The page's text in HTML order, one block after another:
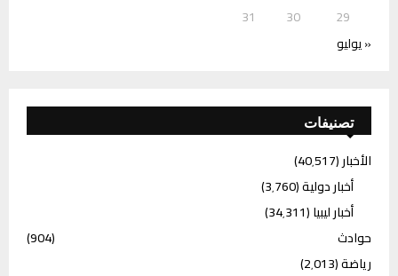
29
30
31
« يوليو
تصنيفات
الأخبار(40٬517)
أخبار دولية(3٬760)
أخبار ليبيا(34٬311)
حوادث
(904)
رياضة(2٬013)